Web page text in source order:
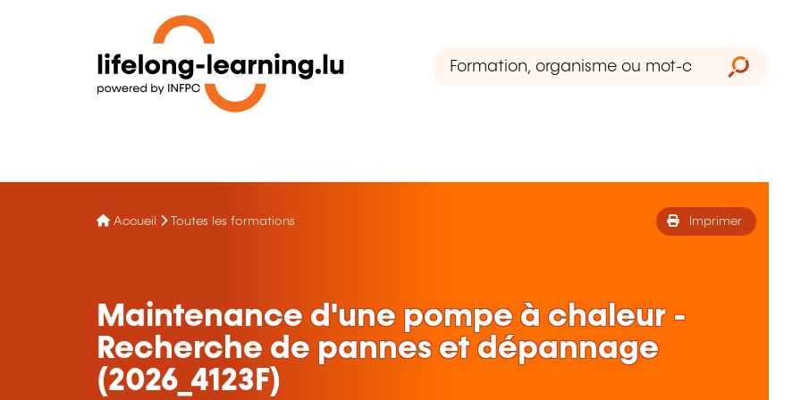
Accueil Toutes les formations Imprimer
Maintenance d'une pompe à chaleur -
Recherche de pannes et dépannage
(2026_4123F)